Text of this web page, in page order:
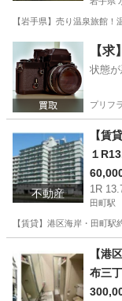
【岩手県】売り温泉旅館
岩手 奥州市 水沢駅
【
状態
プリフラ
不動産
【賃
１
1R
田町駅
【賃貸】港区海岸・田町
田町駅
【港
布三